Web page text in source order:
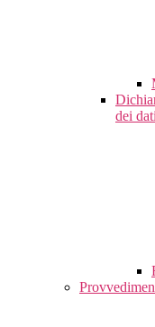
dei dati